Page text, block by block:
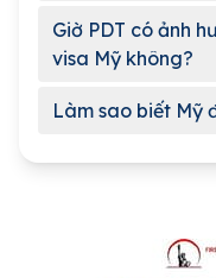
Giờ PDT có ảnh
visa Mỹ không?
Làm sao biết Mỹ